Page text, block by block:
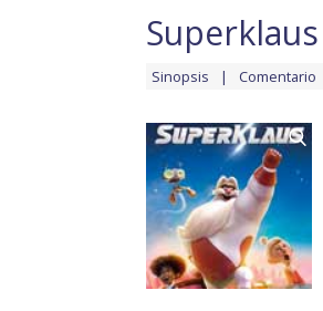
Superklaus
Sinopsis Comentario